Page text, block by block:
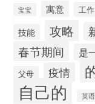
宝宝 寓意 工作
技能 攻略
春节期间 是
父母 疫情
自己的 英语